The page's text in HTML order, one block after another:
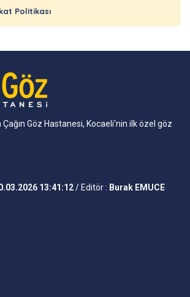
Politikası
Çağın Göz Hastanesi, Kocaeli'nin ilk özel göz
13:41:12/ Editör : Burak EMUCE